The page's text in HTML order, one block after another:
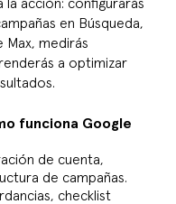
la acción: configurarás
en Búsqueda,
Max, medirás
a optimizar
funciona Google
de cuenta,
de campañas.
checklist